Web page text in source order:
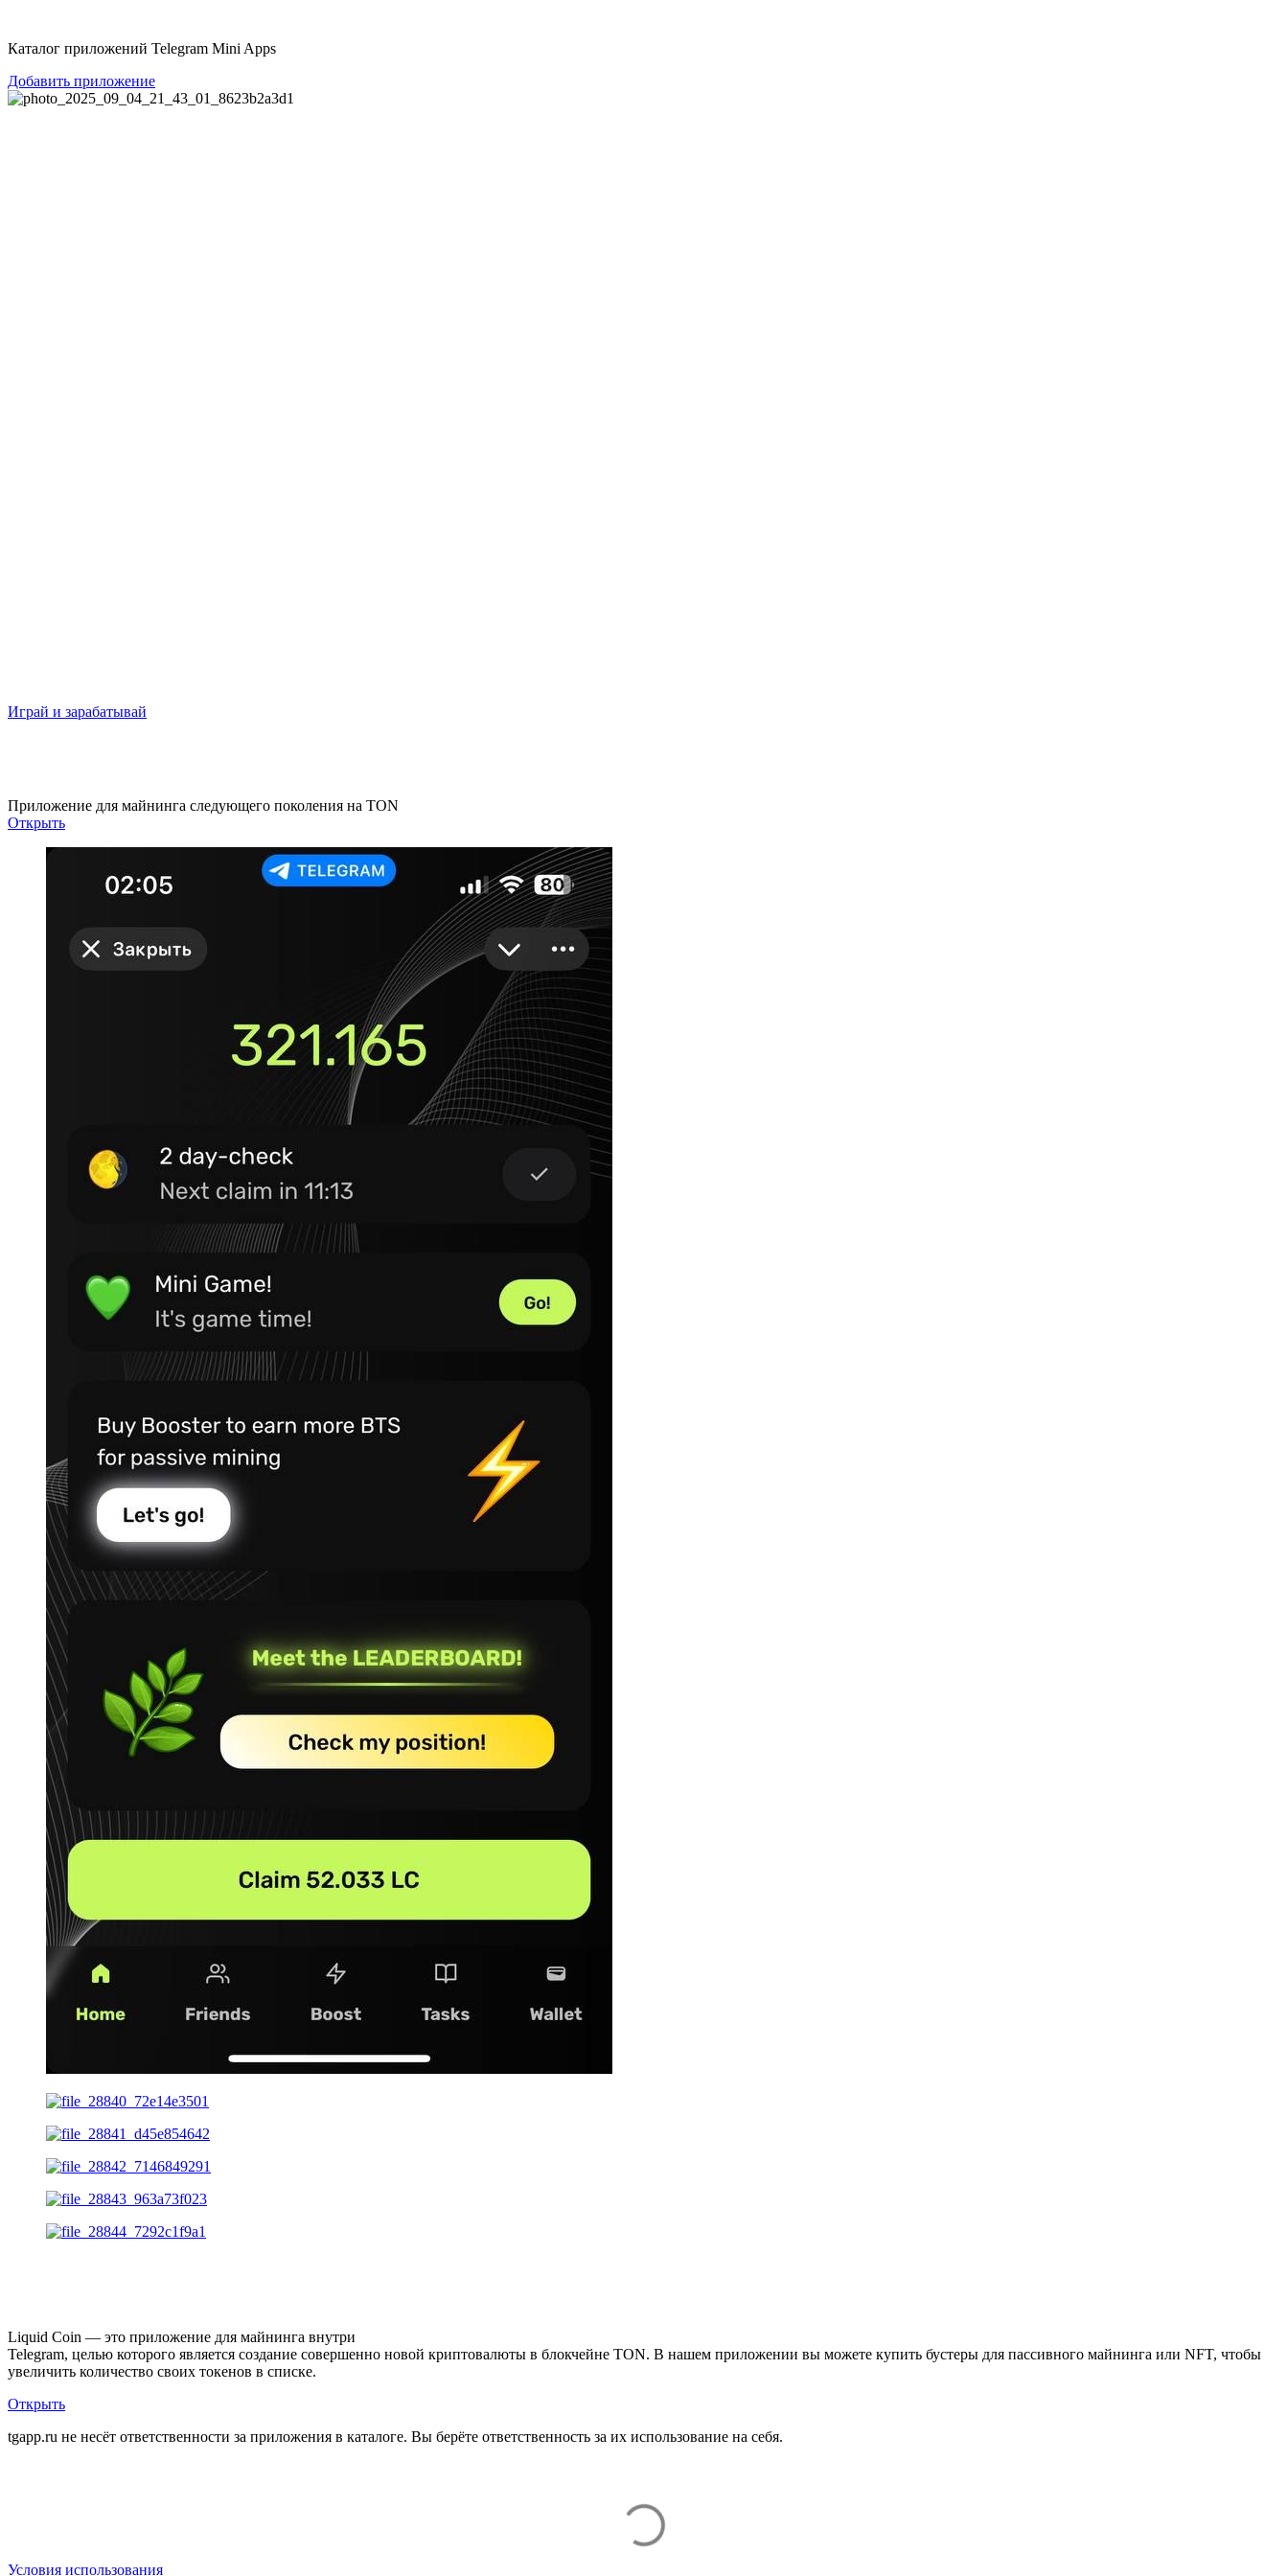
содержимому
Каталог приложений Telegram Mini Apps
Добавить приложение
Играй и зарабатывай
Приложение для майнинга следующего поколения на TON
Открыть
Liquid Coin — это приложение для майнинга внутри
Telegram, целью которого является создание совершенно новой криптовалюты в блокчейне TON. В нашем приложении вы можете купить бустеры для пассивного майнинга или NFT, чтобы
увеличить количество своих токенов в списке.
Открыть
tgapp.ru не несёт ответственности за приложения в каталоге. Вы берёте ответственность за их использование на себя.
Условия использования